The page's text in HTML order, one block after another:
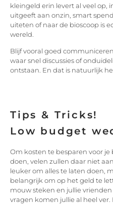
kleingeld erin levert al veel op,
uitgeeft aan onzin, smart
uiteten of naar de bioscoop is
wereld.
Blijf vooral goed
waar snel discussies of
ontstaan. En dat is natuurlijk
Tips & Tricks!
Low budget
Om kosten te besparen voor je
doen, velen zullen daar niet
leuker om alles te laten doen,
belangrijk om op het geld te
mouw steken en jullie
vragen komen jullie al heel